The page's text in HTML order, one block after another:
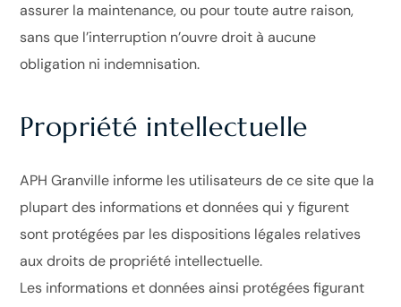
assurer la maintenance, ou pour toute autre raison,
sans que l’interruption n’ouvre droit à aucune
obligation ni indemnisation.
Propriété intellectuelle
APH Granville informe les utilisateurs de ce site que la
plupart des informations et données qui y figurent
sont protégées par les dispositions légales relatives
aux droits de propriété intellectuelle.
Les informations et données ainsi protégées figurant